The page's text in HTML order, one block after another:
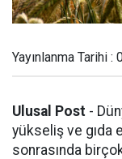
Yayınlanma Tarihi
Ulusal Post -
yükseliş ve gıda
sonrasında